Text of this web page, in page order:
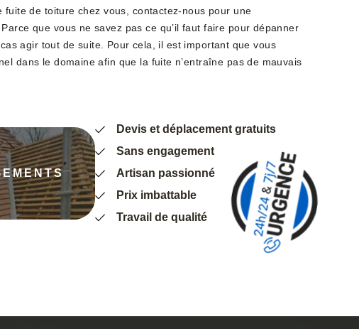
fuite de toiture chez vous, contactez-nous pour une
que vous ne savez pas ce qu’il faut faire pour dépanner
agir tout de suite. Pour cela, il est important que vous
dans le domaine afin que la fuite n’entraîne pas de mauvais
Devis et déplacement gratuits
Sans engagement
Artisan passionné
Prix imbattable
Travail de qualité